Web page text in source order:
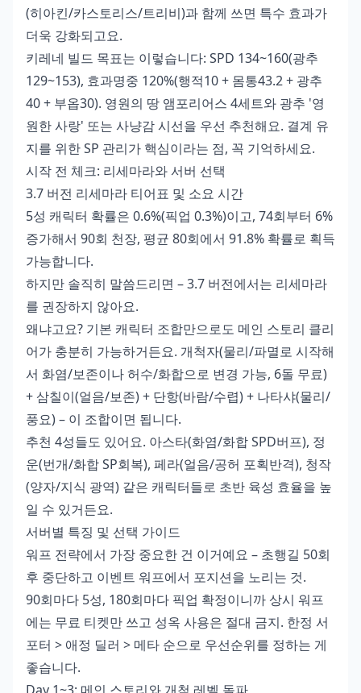
(히아킨/카스토리스/트리비)과 함께 쓰면 특수 효과가
더욱 강화되고요.
키레네 빌드 목표는 이렇습니다: SPD 134~160(광추
129~153), 효과명중 120%(행적10 + 몸통43.2 + 광추
40 + 부옵30). 영원의 땅 앰포리어스 4세트와 광추 '영
원한 사랑' 또는 사냥감 시선을 우선 추천해요. 결계 유
지를 위한 SP 관리가 핵심이라는 점, 꼭 기억하세요.
시작 전 체크: 리세마라와 서버 선택
3.7 버전 리세마라 티어표 및 소요 시간
5성 캐릭터 확률은 0.6%(픽업 0.3%)이고, 74회부터 6%
증가해서 90회 천장, 평균 80회에서 91.8% 확률로 획득
가능합니다.
하지만 솔직히 말씀드리면 – 3.7 버전에서는 리세마라
를 권장하지 않아요.
왜냐고요? 기본 캐릭터 조합만으로도 메인 스토리 클리
어가 충분히 가능하거든요. 개척자(물리/파멸로 시작해
서 화염/보존이나 허수/화합으로 변경 가능, 6돌 무료)
+ 삼칠이(얼음/보존) + 단항(바람/수렵) + 나타샤(물리/
풍요) – 이 조합이면 됩니다.
추천 4성들도 있어요. 아스타(화염/화합 SPD버프), 정
운(번개/화합 SP회복), 페라(얼음/공허 포획반격), 청작
(양자/지식 광역) 같은 캐릭터들로 초반 육성 효율을 높
일 수 있거든요.
서버별 특징 및 선택 가이드
워프 전략에서 가장 중요한 건 이거예요 – 초행길 50회
후 중단하고 이벤트 워프에서 포지션을 노리는 것.
90회마다 5성, 180회마다 픽업 확정이니까 상시 워프
에는 무료 티켓만 쓰고 성옥 사용은 절대 금지. 한정 서
포터 > 애정 딜러 > 메타 순으로 우선순위를 정하는 게
좋습니다.